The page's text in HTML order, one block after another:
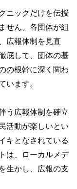
ニックだけを伝授
せん。各団体が組
広報体制を見直
底して、団体の基
の根幹に深く関わ
います。
う広報体制を確立
活動が楽しいとい
キとなされている
は、ローカルメデ
生かし、広報の支